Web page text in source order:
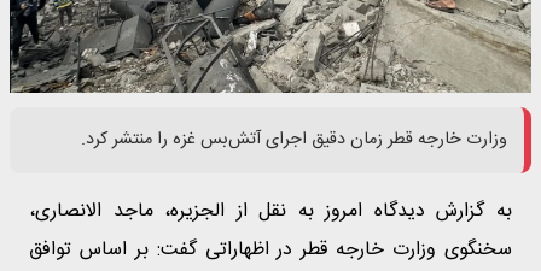
وزارت خارجه قطر زمان دقیق اجرای آتش‌بس غزه را منتشر کرد.
به گزارش دیدگاه امروز به نقل از الجزیره، ماجد الانصاری،
سخنگوی وزارت خارجه قطر در اظهاراتی گفت: بر اساس توافق